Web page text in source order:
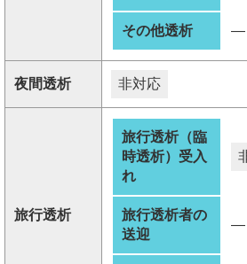
その他透析 ―
夜間透析 非対応
旅行透析
旅行透析（臨
時透析）受入
れ
旅行透析者の
送迎
―